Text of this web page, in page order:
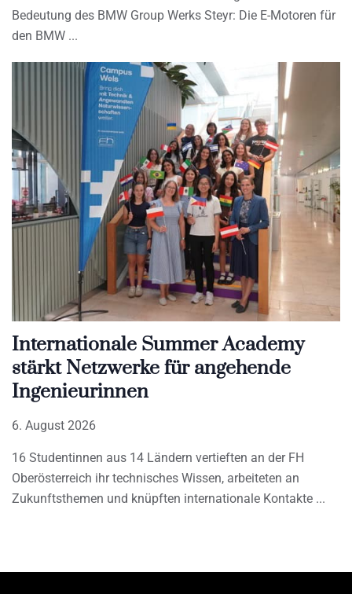
Bedeutung des BMW Group Werks Steyr: Die E-Motoren für
den BMW
Internationale Summer Academy
stärkt Netzwerke für angehende
Ingenieurinnen
6. August 2026
16 Studentinnen aus 14 Ländern vertieften an der FH
Oberösterreich ihr technisches Wissen, arbeiteten an
Zukunftsthemen und knüpften internationale Kontakte